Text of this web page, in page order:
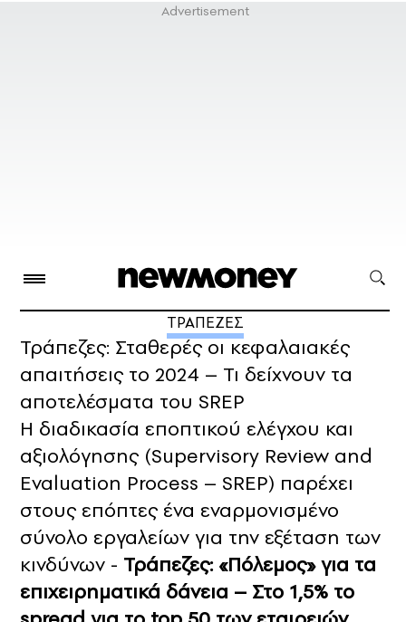
ΤΡΑΠΕΖΕΣ
Τράπεζες: Σταθερές οι κεφαλαιακές
απαιτήσεις το 2024 – Τι δείχνουν τα
αποτελέσματα του SREP
Η διαδικασία εποπτικού ελέγχου και
αξιολόγησης (Supervisory Review and
Evaluation Process – SREP) παρέχει
στους επόπτες ένα εναρμονισμένο
σύνολο εργαλείων για την εξέταση των
κινδύνων - Τράπεζες: «Πόλεμος» για τα
επιχειρηματικά δάνεια – Στο 1,5% το